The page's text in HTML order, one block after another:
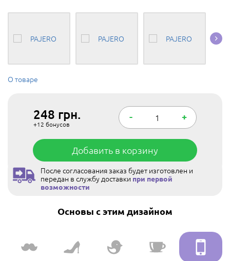
О товаре
248 грн.
+12 бонусов
- +
Добавить в корзину
После согласования заказ будет изготовлен и
передан в службу доставки при первой
возможности
Основы с этим дизайном